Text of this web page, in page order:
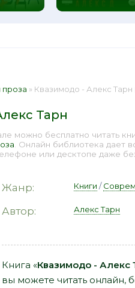
» Квазимодо - Алекс
Тарн
можно бесплатно читать
. Онлайн библиотека дает
или десктопе даже
Жанр: Книги /
Автор: Алекс Тарн
Книга «Квазимодо - Алекс
вы можете читать онлайн,